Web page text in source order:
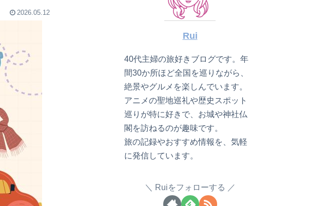
2026.05.12
Rui
40代主婦の旅好きブログです。年
間30か所ほど全国を巡りながら、
絶景やグルメを楽しんでいます。
アニメの聖地巡礼や歴史スポット
巡りが特に好きで、お城や神社仏
閣を訪ねるのが趣味です。
旅の記録やおすすめ情報を、気軽
に発信しています。
Ruiをフォローする